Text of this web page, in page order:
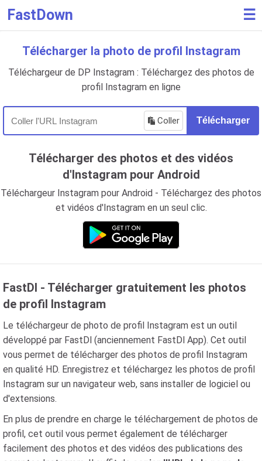
FastDown ☰
Télécharger la photo de profil Instagram
Téléchargeur de DP Instagram : Téléchargez des photos de
profil Instagram en ligne
Coller Télécharger
Télécharger des photos et des vidéos
d'Instagram pour Android
Téléchargeur Instagram pour Android - Téléchargez des photos
et vidéos d'Instagram en un seul clic.
FastDl - Télécharger gratuitement les photos
de profil Instagram
Le téléchargeur de photo de profil Instagram est un outil
développé par FastDl (anciennement FastDl App). Cet outil
vous permet de télécharger des photos de profil Instagram
en qualité HD. Enregistrez et téléchargez les photos de profil
Instagram sur un navigateur web, sans installer de logiciel ou
d'extensions.
En plus de prendre en charge le téléchargement de photos de
profil, cet outil vous permet également de télécharger
facilement des photos et des vidéos des publications des